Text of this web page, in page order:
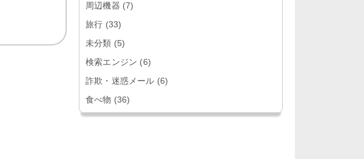
周辺機器 (7)
旅行 (33)
未分類 (5)
検索エンジン (6)
詐欺・迷惑メール (6)
食べ物 (36)